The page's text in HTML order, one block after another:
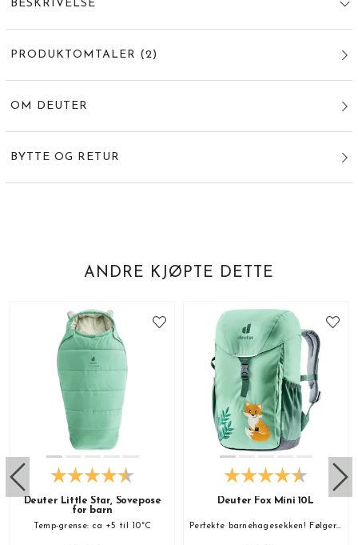
BESKRIVELSE
PRODUKTOMTALER (2)
OM DEUTER
BYTTE OG RETUR
ANDRE KJØPTE DETTE
Deuter Little Star, Sovepose
for barn
Temp-grense: ca +5 til 10°C
Deuter Fox Mini 10L
Perfekte barnehagesekken! Følger med sitteunderlag!